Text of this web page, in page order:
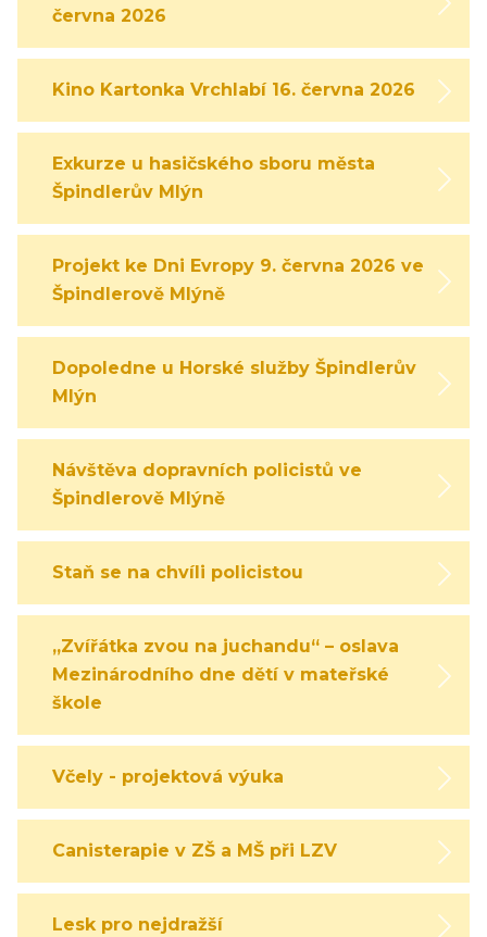
června 2026
Kino Kartonka Vrchlabí 16. června 2026
Exkurze u hasičského sboru města
Špindlerův Mlýn
Projekt ke Dni Evropy 9. června 2026 ve
Špindlerově Mlýně
Dopoledne u Horské služby Špindlerův
Mlýn
Návštěva dopravních policistů ve
Špindlerově Mlýně
Staň se na chvíli policistou
„Zvířátka zvou na juchandu“ – oslava
Mezinárodního dne dětí v mateřské
škole
Včely - projektová výuka
Canisterapie v ZŠ a MŠ při LZV
Lesk pro nejdražší